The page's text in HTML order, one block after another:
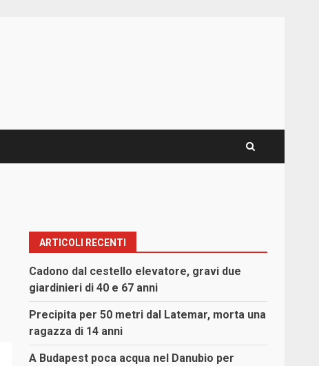
ARTICOLI RECENTI
Cadono dal cestello elevatore, gravi due
giardinieri di 40 e 67 anni
Precipita per 50 metri dal Latemar, morta una
ragazza di 14 anni
A Budapest poca acqua nel Danubio per